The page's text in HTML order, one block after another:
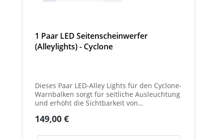
1 Paar LED Seitenscheinwerfer
(Alleylights) - Cyclone
Dieses Paar LED-Alley Lights für den Cyclone-
Warnbalken sorgt für seitliche Ausleuchtung
und erhöht die Sichtbarkeit von
Regulärer Preis:
149,00 €